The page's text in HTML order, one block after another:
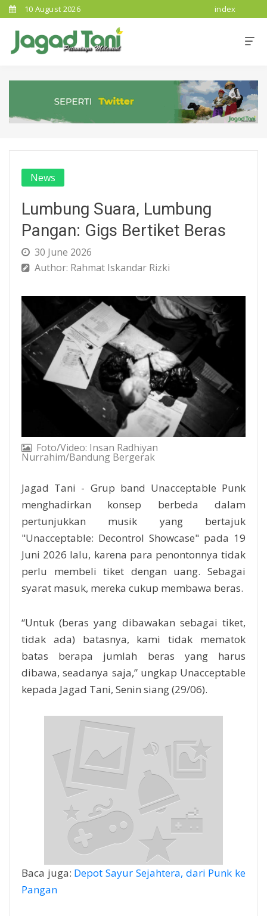
10 August 2026 index
News
Lumbung Suara, Lumbung
Pangan: Gigs Bertiket Beras
30 June 2026
Author: Rahmat Iskandar Rizki
Foto/Video: Insan Radhiyan
Nurrahim/Bandung Bergerak
Jagad Tani - Grup band Unacceptable Punk
menghadirkan konsep berbeda dalam
pertunjukkan musik yang bertajuk
"Unacceptable: Decontrol Showcase" pada 19
Juni 2026 lalu, karena para penontonnya tidak
perlu membeli tiket dengan uang. Sebagai
syarat masuk, mereka cukup membawa beras.
“Untuk (beras yang dibawakan sebagai tiket,
tidak ada) batasnya, kami tidak mematok
batas berapa jumlah beras yang harus
dibawa, seadanya saja,” ungkap Unacceptable
kepada Jagad Tani, Senin siang (29/06).
Baca juga: Depot Sayur Sejahtera, dari Punk ke
Pangan